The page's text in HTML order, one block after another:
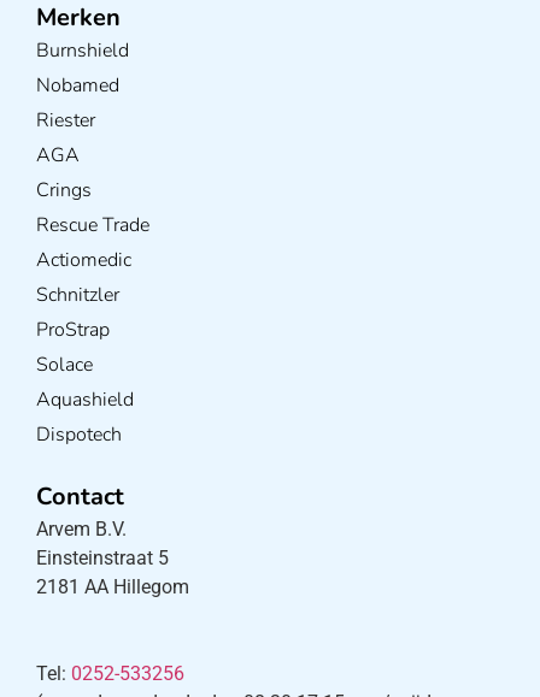
Merken
Burnshield
Nobamed
Riester
AGA
Crings
Rescue Trade
Actiomedic
Schnitzler
ProStrap
Solace
Aquashield
Dispotech
Contact
Arvem B.V.
Einsteinstraat 5
2181 AA Hillegom
Tel: 0252-533256